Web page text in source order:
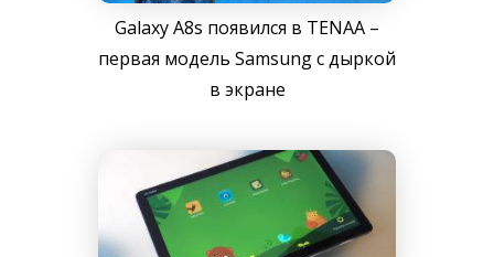
Galaxy A8s появился в TENAA –
первая модель Samsung с дыркой
в экране